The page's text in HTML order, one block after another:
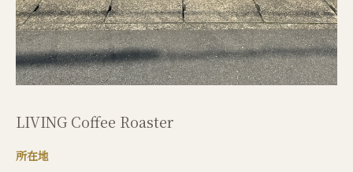
LIVING Coffee Roaster
所在地